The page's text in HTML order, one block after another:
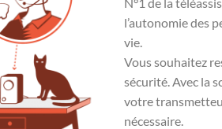
l’autonomie des
vie.
Vous souhaitez
sécurité. Avec la
votre
nécessaire.